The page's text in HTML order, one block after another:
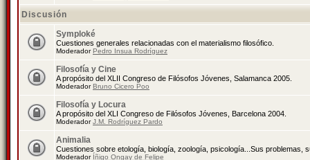
Discusión
Symploké
Cuestiones generales relacionadas con el materialismo filosófico.
ModeradorPedro Insua Rodríguez
Filosofía y Cine
A propósito del XLII Congreso de Filósofos Jóvenes, Salamanca 2005.
ModeradorBruno Cicero Poo
Filosofía y Locura
A propósito del XLI Congreso de Filósofos Jóvenes, Barcelona 2004.
ModeradorJ.M. Rodríguez Pardo
Animalia
Cuestiones sobre etología, biología, zoología, psicología...Sus problemas,
Moderador Íñigo Ongay de Felipe